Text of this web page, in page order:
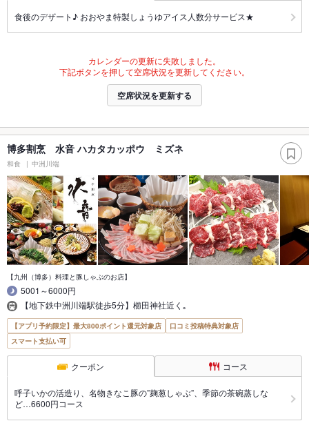
食後のデザート♪ おおやま特製しょうゆアイス人数分サービス★
カレンダーの更新に失敗しました。
下記ボタンを押して空席状況を更新してください。
空席状況を更新する
博多割烹 水音 ハカタカッポウ ミズネ
和食 中洲川端
【九州（博多）料理と豚しゃぶのお店】
5001～6000円
【地下鉄中洲川端駅徒歩5分】櫛田神社近く｡
【アプリ予約限定】最大800ポイント還元対象店
口コミ投稿特典対象店
スマート支払い可
クーポン コース
呼子いかの活造り、名物きなこ豚の”麹葱しゃぶ”、季節の茶碗蒸しな
ど…6600円コース